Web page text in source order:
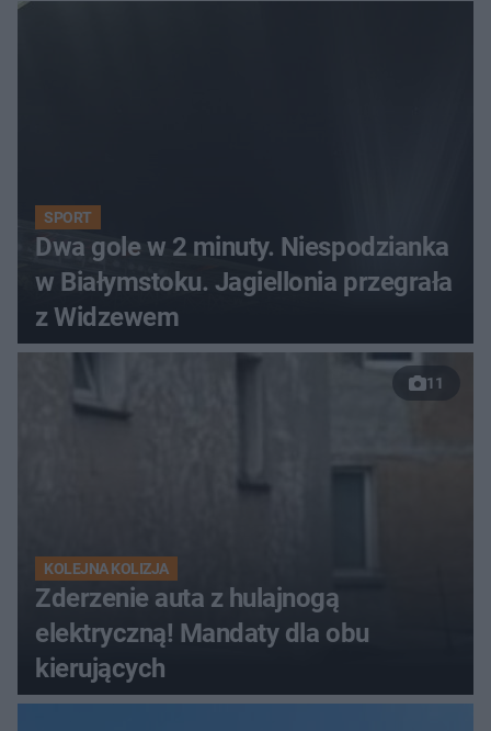
SPORT
Dwa gole w 2 minuty. Niespodzianka
w Białymstoku. Jagiellonia przegrała
z Widzewem
11
KOLEJNA KOLIZJA
Zderzenie auta z hulajnogą
elektryczną! Mandaty dla obu
kierujących